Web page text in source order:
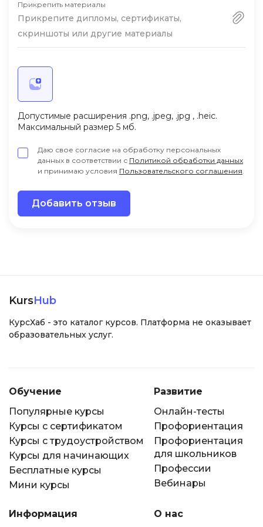
Прикрепить материалы
Прикрепите дипломы, сертификаты,
скриншоты или другие материалы
Допустимые расширения .png, .jpeg, .jpg , .heic.
Максимальный размер 5 мб.
Даю свое согласие на обработку персональных
данных в соответствии с Политикой обработки данных
и принимаю условия Пользовательского соглашения
Добавить отзыв
KursHub
КурсХаб - это каталог курсов. Платформа не оказывает
образовательных услуг.
Обучение
Популярные курсы
Курсы с сертификатом
Курсы с трудоустройством
Курсы для начинающих
Бесплатные курсы
Мини курсы
Развитие
Онлайн-тесты
Профориентация
Профориентация
для школьников
Профессии
Вебинары
Информация О нас